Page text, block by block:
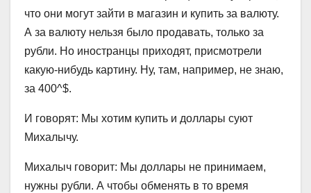
что они могут зайти в магазин и купить за валюту.
А за валюту нельзя было продавать, только за
рубли. Но иностранцы приходят, присмотрели
какую-нибудь картину. Ну, там, например, не знаю,
за 400^$.
И говорят: Мы хотим купить и доллары суют
Михалычу.
Михалыч говорит: Мы доллары не принимаем,
нужны рубли. А чтобы обменять в то время